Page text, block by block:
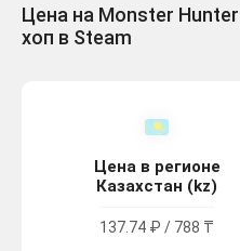
Цена на Monster
хоп в Steam
Цена в регионе
Казахстан (kz)
137.74 ₽ / 788 ₸